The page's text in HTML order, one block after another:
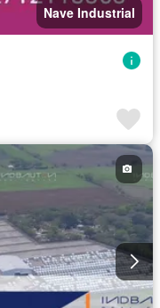
Nave Industrial